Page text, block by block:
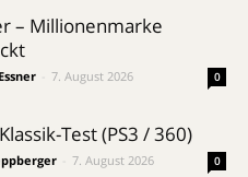
– Millionenmarke
7. August 2026 0
Test (PS3 / 360)
7. August 2026 0